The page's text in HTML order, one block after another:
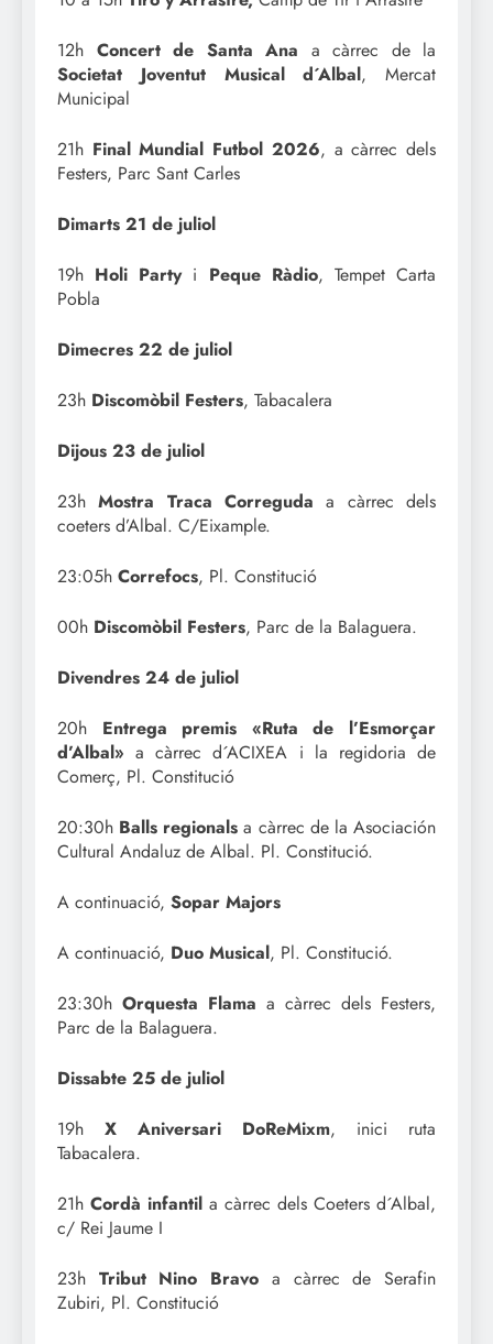
12h Concert de Santa Ana a càrrec de la
Societat Joventut Musical d´Albal, Mercat
Municipal
21h Final Mundial Futbol 2026, a càrrec dels
Festers, Parc Sant Carles
Dimarts 21 de juliol
19h Holi Partyi Peque Ràdio, Tempet Carta
Pobla
Dimecres 22 de juliol
23h Discomòbil Festers, Tabacalera
Dijous 23 de juliol
23hMostra Traca Correguda a càrrec dels
coeters d’Albal. C/Eixample.
23:05h Correfocs, Pl. Constitució
00h Discomòbil Festers, Parc de la Balaguera.
Divendres 24 de juliol
20h Entrega premis «Ruta de l’Esmorçar
d’Albal»a càrrec d´ACIXEA i la regidoria de
Comerç, Pl. Constitució
20:30h Balls regionals a càrrec de la Asociación
Cultural Andaluz de Albal. Pl. Constitució.
A continuació, Sopar Majors
A continuació, Duo Musical, Pl. Constitució.
23:30h Orquesta Flama a càrrec dels Festers,
Parc de la Balaguera.
Dissabte 25 de juliol
19h X Aniversari DoReMixm, inici ruta
Tabacalera.
21h Cordà infantil a càrrec dels Coeters d´Albal,
c/ Rei Jaume I
23h Tribut Nino Bravo a càrrec de Serafin
Zubiri, Pl. Constitució